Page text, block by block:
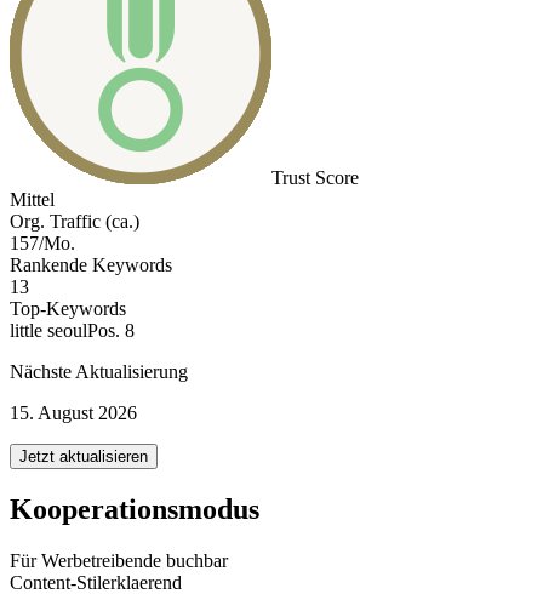
Trust Score
Mittel
Org. Traffic (ca.)
157/Mo.
Rankende Keywords
13
Top-Keywords
little seoulPos. 8
Nächste Aktualisierung
15. August 2026
Jetzt aktualisieren
Kooperationsmodus
Für Werbetreibende buchbar
Content-Stilerklaerend